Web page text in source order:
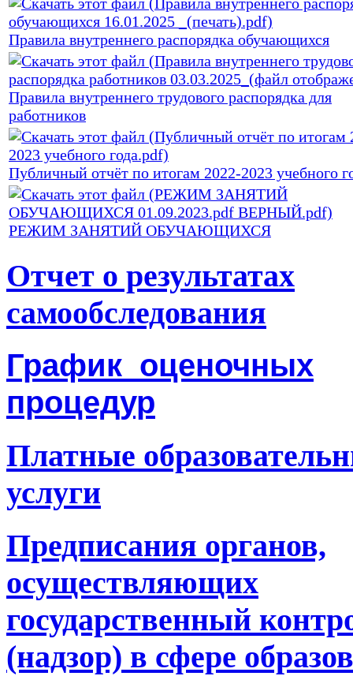
Правила внутреннего распорядка обучающихся
Правила внутреннего трудового распорядка для
работников
Публичный отчёт по итогам 2022-2023 учебного
РЕЖИМ ЗАНЯТИЙ ОБУЧАЮЩИХСЯ
Отчет о результатах
самообследования
График оценочных
процедур
Платные
услуги
Предписания органов,
осуществляющих
государственный
(надзор) в сфере